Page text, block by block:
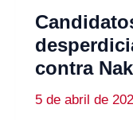
contra
5 de abril de